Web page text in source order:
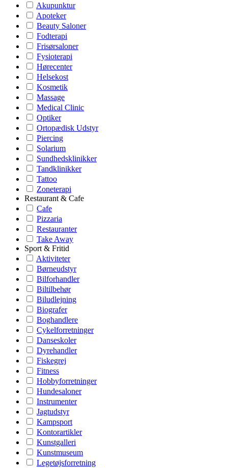
Akupunktur
Apoteker
Beauty Saloner
Fodterapi
Frisørsaloner
Fysioterapi
Hørecenter
Helsekost
Kosmetik
Massage
Medical Clinic
Optiker
Ortopædisk Udstyr
Piercing
Solarium
Sundhedsklinikker
Tandklinikker
Tattoo
Zoneterapi
Restaurant & Cafe
Cafe
Pizzaria
Restauranter
Take Away
Sport & Fritid
Aktiviteter
Børneudstyr
Bilforhandler
Biltilbehør
Biludlejning
Biografer
Boghandlere
Cykelforretninger
Danseskoler
Dyrehandler
Fiskegrej
Fitness
Hobbyforretninger
Hundesaloner
Instrumenter
Jagtudstyr
Kampsport
Kontorartikler
Kunstgalleri
Kunstmuseum
Legetøjsforretning